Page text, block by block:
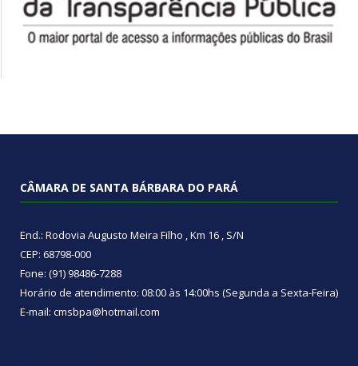
CÂMARA DE SANTA BÁRBARA DO PARÁ
End.: Rodovia Augusto Meira Filho , Km 16 , S/N
CEP: 68798-000
Fone: (91) 98486-7288
Horário de atendimento: 08:00 às 14:00hs (Segunda a Sexta-Feira)
E-mail: cmsbpa@hotmail.com